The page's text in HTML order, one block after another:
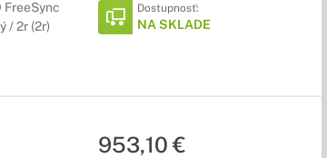
na to, aby vyhoveli aj tým
FreeSync
/ 2r (2r)
Dostupnosť:
NA SKLADE
953,10 €